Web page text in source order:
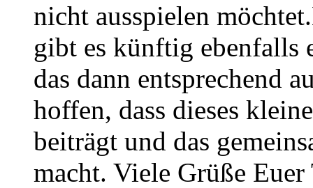
nicht ausspielen
gibt es künftig ebenfalls
das dann entsprechend
hoffen, dass dieses
beiträgt und das
macht. Viele Grüße Euer